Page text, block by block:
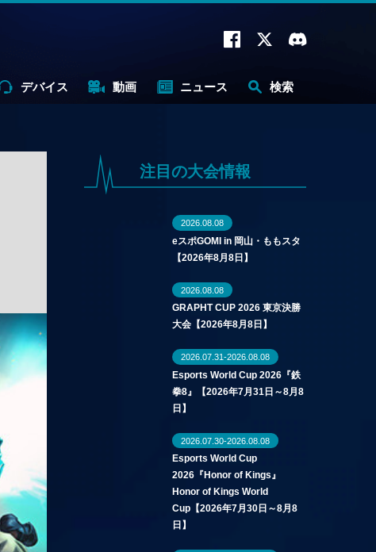
デバイス 動画 ニュース 検索
注目の大会情報
2026.08.08
eスポGOMI in 岡山・ももスタ
【2026年8月8日】
2026.08.08
GRAPHT CUP 2026 東京決勝
大会【2026年8月8日】
2026.07.31-2026.08.08
Esports World Cup 2026『鉄
拳8』【2026年7月31日～8月8
日】
2026.07.30-2026.08.08
Esports World Cup
2026『Honor of Kings』
Honor of Kings World
Cup【2026年7月30日～8月8
日】